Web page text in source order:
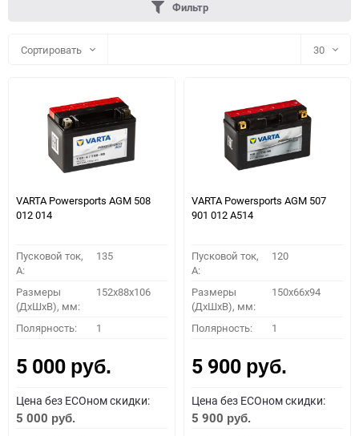
ПОДОБРАТЬ
Как определить полярность?
0 - обратная 1 - прямая 3 - обратная 4 - прямая
Фильтр
Сортировать 30
60
90
VARTA Powersports AGM 508
012 014
Пусковой ток,
A:
135
Размеры
(ДхШхВ), мм:
152x88x106
Полярность: 1
5 000 руб.
Цена без ECOном скидки:
5 000 руб.
VARTA Powersports AGM 507
901 012 A514
Пусковой ток,
A:
120
Размеры
(ДхШхВ), мм:
150x66x94
Полярность: 1
5 900 руб.
Цена без ECOном скидки:
5 900 руб.